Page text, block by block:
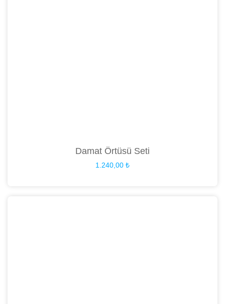
Damat Örtüsü Seti
1.240,00 ₺